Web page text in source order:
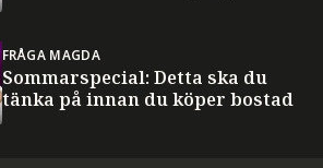
FRÅGA MAGDA
Sommarspecial: Detta ska du
tänka på innan du köper bostad